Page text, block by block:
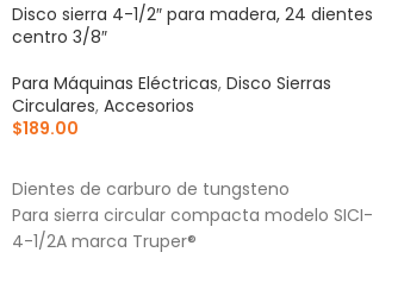
Disco sierra 4-1/2″ para madera, 24 dientes
centro 3/8″
Para Máquinas Eléctricas, Disco Sierras
Circulares, Accesorios
$189.00
Dientes de carburo de tungsteno
Para sierra circular compacta modelo SICI-
4-1/2A marca Truper®